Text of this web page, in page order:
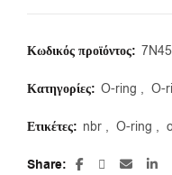
Κωδικός προϊόντος:
Κατηγορίες: O-ring , O-
Ετικέτες: nbr , O-ring ,
Share